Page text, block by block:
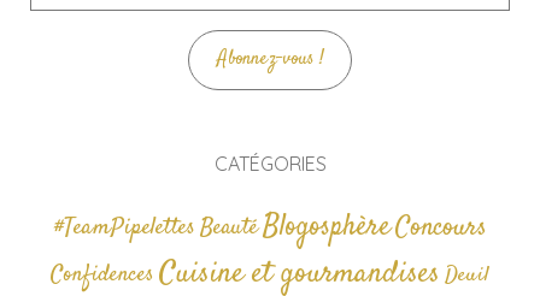
mail
Abonnez-vous !
CATÉGORIES
#TeamPipelettesBeautéBlogosphèreConcours
Confidences Cuisine et gourmandises Deuil